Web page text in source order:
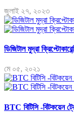
জুলাই ২৭, ২০২৩
ডিজিটাল মুদ্রা
মে ০৫, ২০২১
BTC বিটিসি -বিটকয়েন